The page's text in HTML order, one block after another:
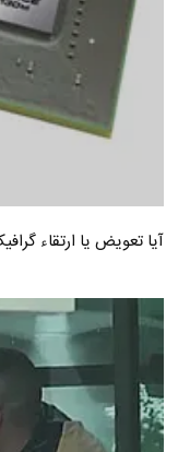
آیا تعویض یا ارتقاء